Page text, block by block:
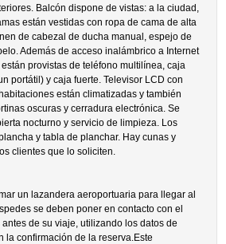
Balcón dispone de vistas: a la ciudad,
están vestidas con ropa de cama de alta
de cabezal de ducha manual, espejo de
Además de acceso inalámbrico a Internet
provistas de teléfono multilínea, caja
portátil) y caja fuerte. Televisor LCD con
están climatizadas y también
oscuras y cerradura electrónica. Se
nocturno y servicio de limpieza. Los
y tabla de planchar. Hay cunas y
clientes que lo soliciten.
un lazandera aeroportuaria para llegar al
se deben poner en contacto con el
de su viaje, utilizando los datos de
la confirmación de la reserva.Este